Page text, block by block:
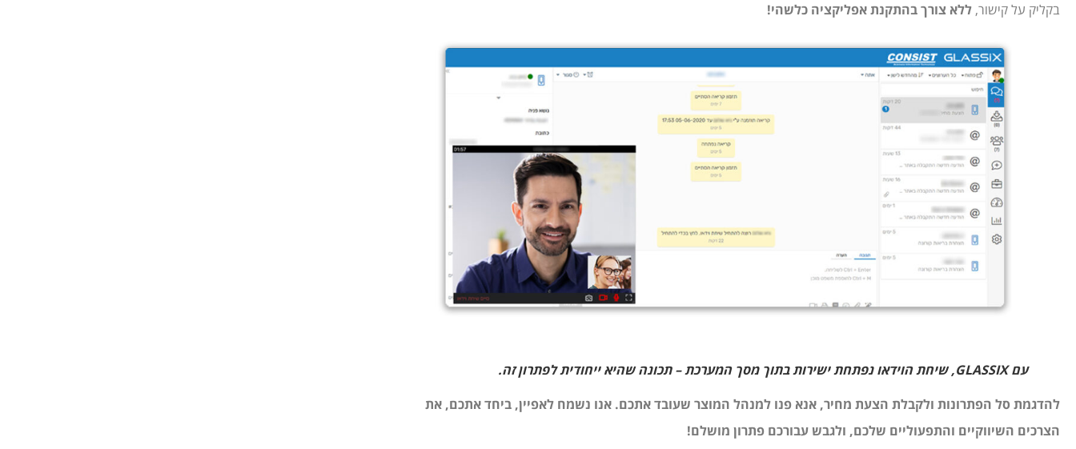
בקליק על קישור, ללא צורך בהתקנת אפליקציה כלשהי!
עם GLASSIX, שיחת הוידאו נפתחת ישירות בתוך מסך המערכת – תכונה שהיא ייחודית לפתרון זה.
להדגמת סל הפתרונות ולקבלת הצעת מחיר, אנא פנו למנהל המוצר שעובד אתכם. אנו נשמח לאפיין, ביחד אתכם, את
הצרכים השיווקיים והתפעוליים שלכם, ולגבש עבורכם פתרון מושלם!